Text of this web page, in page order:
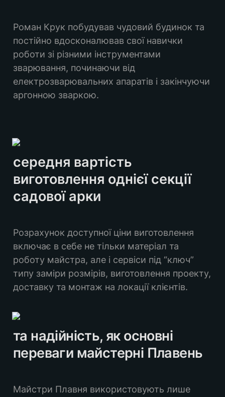
Роман Крук побудував чудовий будинок та
постійно вдосконалював свої навички
роботи зі різними інструментами
зварювання, починаючи від
електрозварювальних апаратів і закінчуючи
аргонною зваркою.
середня вартість
виготовлення однієї секції
садової арки
Розрахунок доступної ціни виготовлення
включає в себе не тільки матеріал та
роботу майстра, але і сервіси під “ключ”
типу заміри розмірів, виготовлення проекту,
доставку та монтаж на локації клієнтів.
та надійність, як основні
переваги майстерні Плавень
Майстри Плавня використовують лише